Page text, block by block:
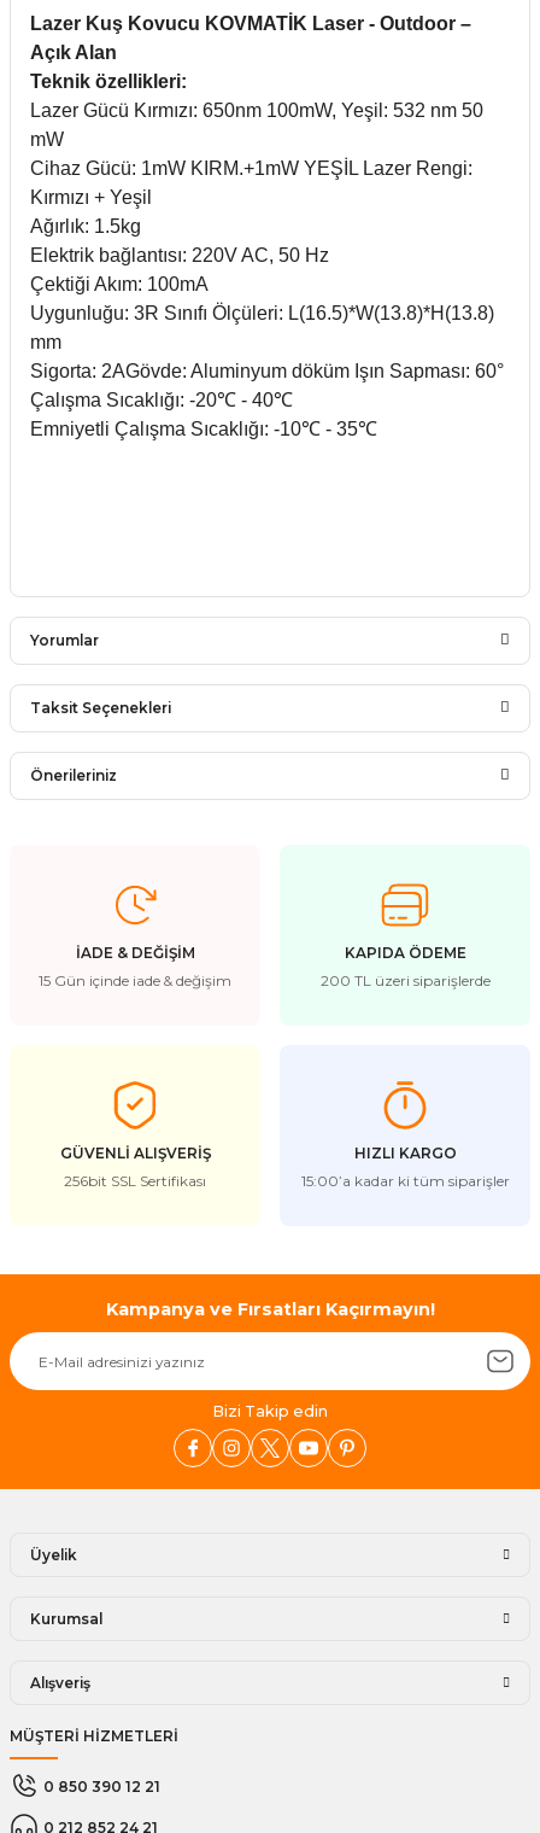
Lazer Kuş Kovucu KOVMATİK Laser - Outdoor –
Açık Alan
Teknik özellikleri:
Lazer Gücü Kırmızı: 650nm 100mW, Yeşil: 532 nm 50
mW
Cihaz Gücü: 1mW KIRM.+1mW YEŞİL Lazer Rengi:
Kırmızı + Yeşil
Ağırlık: 1.5kg
Elektrik bağlantısı: 220V AC, 50 Hz
Çektiği Akım: 100mA
Uygunluğu: 3R Sınıfı Ölçüleri: L(16.5)*W(13.8)*H(13.8)
mm
Sigorta: 2AGövde: Aluminyum döküm Işın Sapması: 60°
Çalışma Sıcaklığı: -20℃ - 40℃
Emniyetli Çalışma Sıcaklığı: -10℃ - 35℃
Yorumlar
Bu ürüne ilk yorumu siz yapın!
Taksit Seçenekleri
Önerileriniz
kullanarak tarafımıza iletebilirsiniz.
Görüş ve önerileriniz için teşekkür ederiz.
Ürün resmi kalitesiz, bozuk veya görüntülenemiyor.
Ürün fiyatı diğer sitelerden daha pahalı.
Bu ürüne benzer farklı alternatifler olmalı.
Gönder
İADE & DEĞİŞİM
15 Gün içinde iade & değişim
KAPIDA ÖDEME
200 TL üzeri siparişlerde
GÜVENLİ ALIŞVERİŞ
256bit SSL Sertifikası
HIZLI KARGO
15:00’a kadar ki tüm siparişler
Kampanya ve Fırsatları Kaçırmayın!
Bizi Takip edin
Üyelik
Kurumsal
Alışveriş
MÜŞTERİ HİZMETLERİ
0 850 390 12 21
0 212 852 24 21